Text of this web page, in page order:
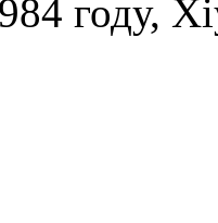
году,